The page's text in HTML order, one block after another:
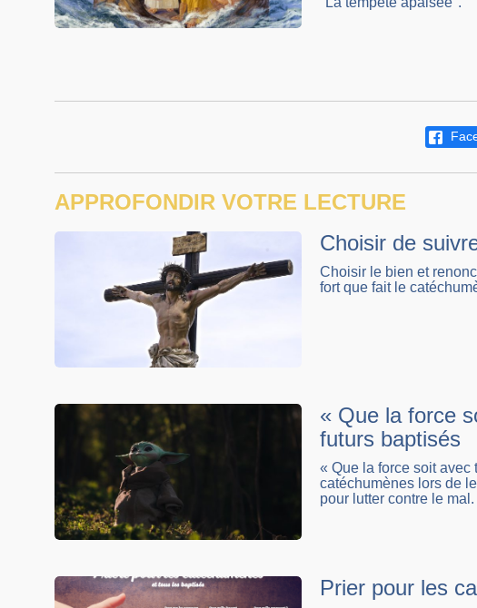
APPROFONDIR VOTRE LECTURE
Choisir de
Choisir le bien et
fort que fait le
« Que la force
futurs baptisés
« Que la force soit avec
catéchumènes lors de
pour lutter contre le mal.
Prier pour les